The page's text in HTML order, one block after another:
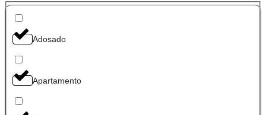
Adosado
Apartamento